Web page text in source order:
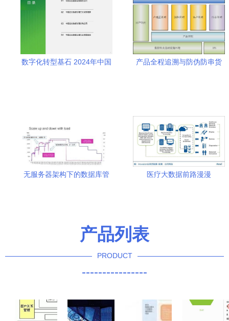
数字化转型基石 2024年中国
产品全程追溯与防伪防串货
无服务器架构下的数据库管
医疗大数据前路漫漫
产品列表
PRODUCT
----------------